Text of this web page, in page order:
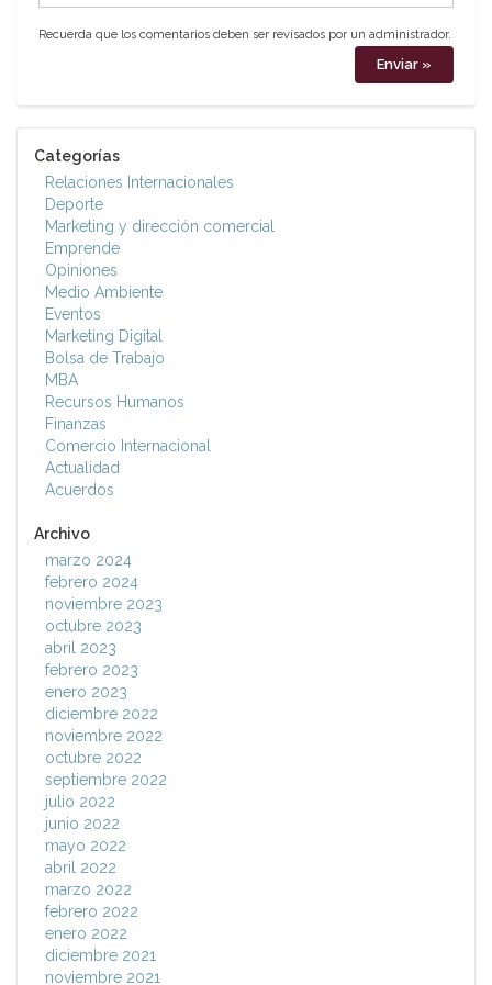
Recuerda que los comentarios deben ser revisados por un administrador.
Categorías
Relaciones Internacionales
Deporte
Marketing y dirección comercial
Emprende
Opiniones
Medio Ambiente
Eventos
Marketing Digital
Bolsa de Trabajo
MBA
Recursos Humanos
Finanzas
Comercio Internacional
Actualidad
Acuerdos
Archivo
marzo 2024
febrero 2024
noviembre 2023
octubre 2023
abril 2023
febrero 2023
enero 2023
diciembre 2022
noviembre 2022
octubre 2022
septiembre 2022
julio 2022
junio 2022
mayo 2022
abril 2022
marzo 2022
febrero 2022
enero 2022
diciembre 2021
noviembre 2021